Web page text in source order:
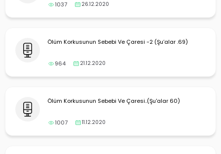
1037 26.12.2020
Ölüm Korkusunun Sebebi Ve Çaresi -2 (Şu’alar .69)
964 21.12.2020
Ölüm Korkusunun Sebebi Ve Çaresi..(Şu'alar 60)
1007 11.12.2020